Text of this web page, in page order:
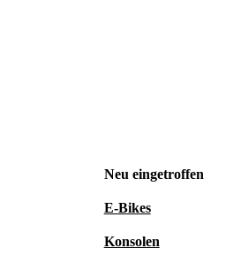
Neu eingetroffen
E-Bikes
Konsolen